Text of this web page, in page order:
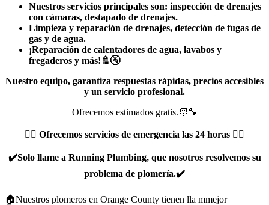
Nuestros servicios principales son: inspección de drenajes
con cámaras, destapado de drenajes.
Limpieza y reparación de drenajes, detección de fugas de
gas y de agua.
¡Reparación de calentadores de agua, lavabos y
fregaderos y más!🚿🚰
Nuestro equipo, garantiza respuestas rápidas, precios accesibles
y un servicio profesional.
Ofrecemos estimados gratis.🧑‍🔧
👷‍♂️ Ofrecemos servicios de emergencia las 24 horas 👷‍♂️
✔️Solo llame a Running Plumbing, que nosotros resolvemos su
problema de plomería.✔️
🏠Nuestros plomeros en Orange County tienen lla mmejor